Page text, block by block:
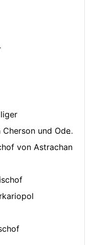
und Odessa
von Astrachan